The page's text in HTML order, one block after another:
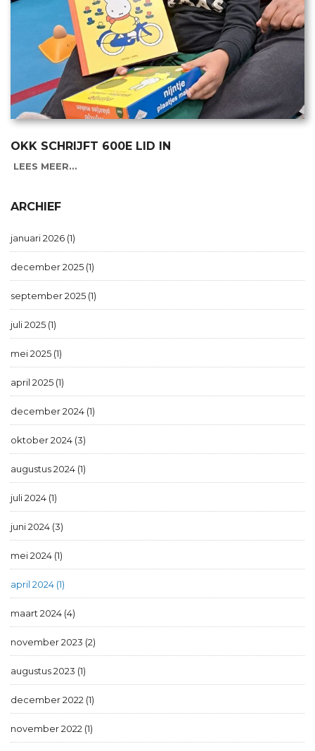
OKK SCHRIJFT 600E LID IN
LEES MEER...
ARCHIEF
januari 2026 (1)
december 2025 (1)
september 2025 (1)
juli 2025 (1)
mei 2025 (1)
april 2025 (1)
december 2024 (1)
oktober 2024 (3)
augustus 2024 (1)
juli 2024 (1)
juni 2024 (3)
mei 2024 (1)
april 2024 (1)
maart 2024 (4)
november 2023 (2)
augustus 2023 (1)
december 2022 (1)
november 2022 (1)